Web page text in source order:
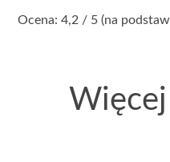
Ocena: 4,2 / 5 (na